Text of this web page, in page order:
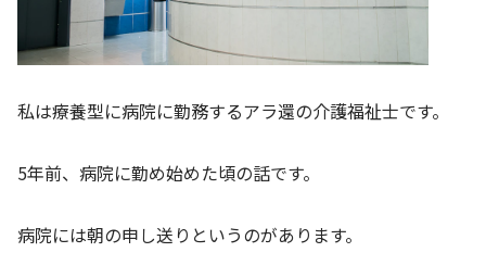
私は療養型に病院に勤務するアラ還の介護福祉士です。
5年前、病院に勤め始めた頃の話です。
病院には朝の申し送りというのがあります。